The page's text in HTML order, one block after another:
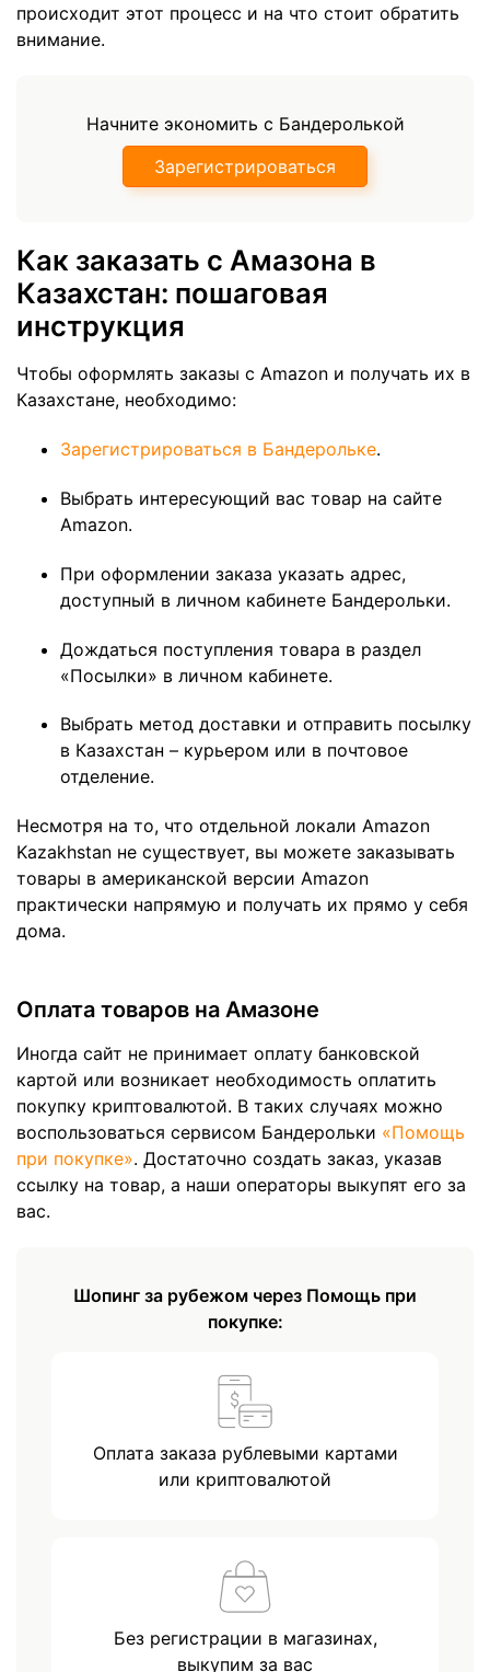
происходит этот процесс и на что стоит обратить
внимание.
Начните экономить с Бандеролькой
Зарегистрироваться
Как заказать с Амазона в
Казахстан: пошаговая
инструкция
Чтобы оформлять заказы с Amazon и получать их в
Казахстане, необходимо:
Зарегистрироваться в Бандерольке.
Выбрать интересующий вас товар на сайте
Amazon.
При оформлении заказа указать адрес,
доступный в личном кабинете Бандерольки.
Дождаться поступления товара в раздел
«Посылки» в личном кабинете.
Выбрать метод доставки и отправить посылку
в Казахстан – курьером или в почтовое
отделение.
Несмотря на то, что отдельной локали Amazon
Kazakhstan не существует, вы можете заказывать
товары в американской версии Amazon
практически напрямую и получать их прямо у себя
дома.
Оплата товаров на Амазоне
Иногда сайт не принимает оплату банковской
картой или возникает необходимость оплатить
покупку криптовалютой. В таких случаях можно
воспользоваться сервисом Бандерольки «Помощь
при покупке». Достаточно создать заказ, указав
ссылку на товар, а наши операторы выкупят его за
вас.
Шопинг за рубежом через Помощь при
покупке:
Оплата заказа рублевыми картами
или криптовалютой
Без регистрации в магазинах,
выкупим за вас